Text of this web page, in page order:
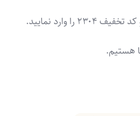
را وارد نمایید.
هستیم.